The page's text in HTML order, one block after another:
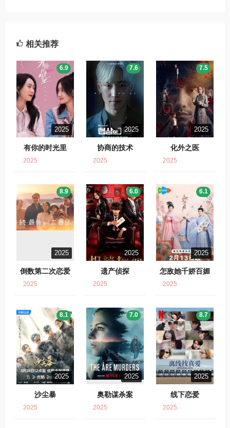
相关推荐
2025
有你的时光里
6.9
2025
2025
协商的技术
7.6
2025
2025
化外之医
7.5
2025
2025
倒数第二次恋爱
8.9
2025
2025
遗产侦探
6.0
2025
2025
怎敌她千娇百媚
6.1
2025
2025
沙尘暴
8.1
2025
2025
奥勒谋杀案
7.0
2025
2025
线下恋爱
8.7
2025